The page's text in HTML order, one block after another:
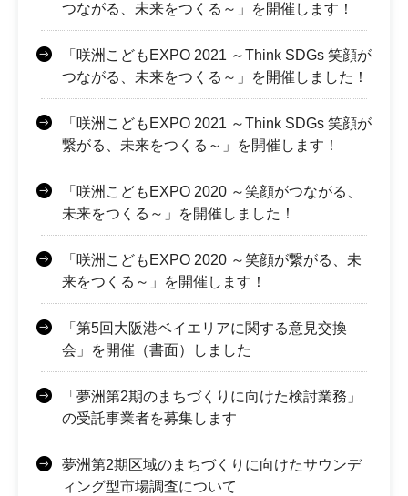
つながる、未来をつくる～」を開催します！
「咲洲こどもEXPO 2021 ～Think SDGs 笑顔が
つながる、未来をつくる～」を開催しました！
「咲洲こどもEXPO 2021 ～Think SDGs 笑顔が
繋がる、未来をつくる～」を開催します！
「咲洲こどもEXPO 2020 ～笑顔がつながる、
未来をつくる～」を開催しました！
「咲洲こどもEXPO 2020 ～笑顔が繋がる、未
来をつくる～」を開催します！
「第5回大阪港ベイエリアに関する意見交換
会」を開催（書面）しました
「夢洲第2期のまちづくりに向けた検討業務」
の受託事業者を募集します
夢洲第2期区域のまちづくりに向けたサウンデ
ィング型市場調査について